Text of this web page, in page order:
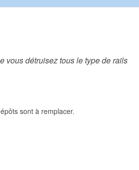
vous détruisez tous le type de rails
sont à remplacer.